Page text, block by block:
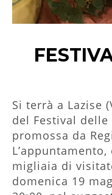
Si terrà a Lazise
del Festival delle
promossa da
migliaia di
domenica 19